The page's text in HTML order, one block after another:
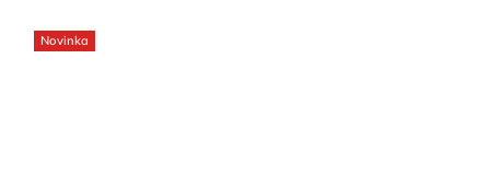
Novinka